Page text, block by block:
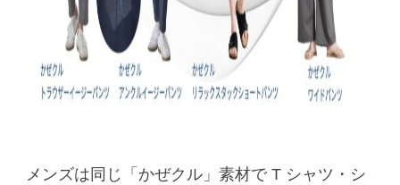
メンズは同じ「かぜクル」素材で T シャツ・シ